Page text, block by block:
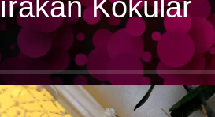
Kokular